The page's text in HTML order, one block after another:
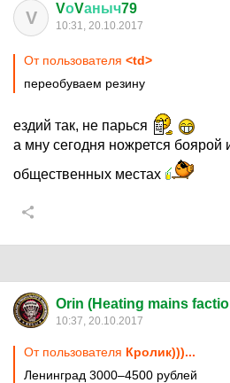
V VоVаныч79
10:31, 20.10.2017
От пользователя <td>
переобуваем резину
ездий так, не парься
а мну сегодня ножрется боярой
общественных местах
Orin (Heating mains
10:37, 20.10.2017
От пользователя Кролик)))...
Ленинград 3000–4500 рублей